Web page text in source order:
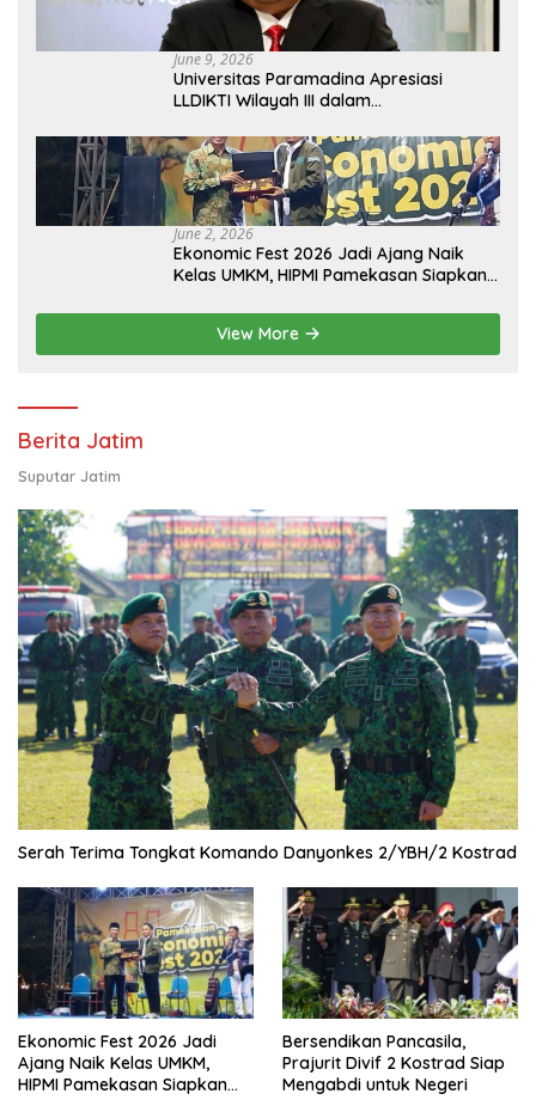
June 9, 2026
Universitas Paramadina Apresiasi
LLDIKTI Wilayah III dalam
Tinggi Swasta
June 2, 2026
Ekonomic Fest 2026 Jadi Ajang Naik
Kelas UMKM, HIPMI Pamekasan Siapkan
Pendampingan Usaha
View More
Berita Jatim
Suputar Jatim
Serah Terima Tongkat Komando Danyonkes 2/YBH/2 Kostrad
Ekonomic Fest 2026 Jadi
Ajang Naik Kelas UMKM,
HIPMI Pamekasan Siapkan
Bersendikan Pancasila,
Prajurit Divif 2 Kostrad Siap
Mengabdi untuk Negeri